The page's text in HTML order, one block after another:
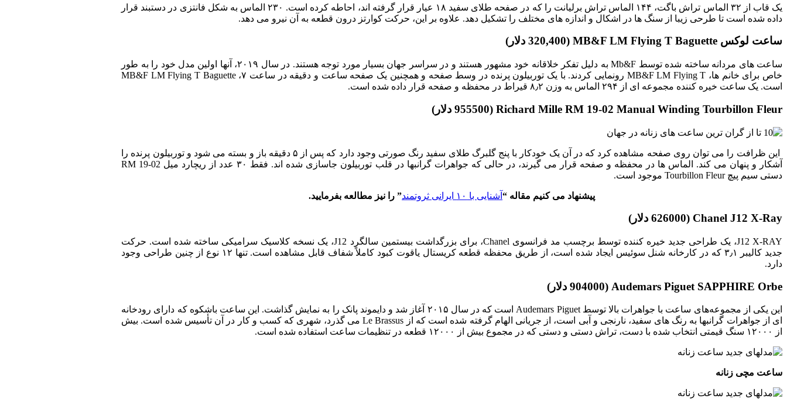
یک قاب از ۳۲ الماس تراش باگت، ۱۴۴ الماس تراش برلیانت را که در صفحه طلای سفید ۱۸ عیار قرار گرفته اند، احاطه کرده است. ۲۳۰ الماس به شکل فانتزی در دستبند قرار
داده شده است تا طرحی زیبا از سنگ ها در اشکال و اندازه های مختلف را تشکیل دهد. علاوه بر این، حرکت کوارتز درون قطعه به آن نیرو می دهد.
ساعت لوکس MB&F LM Flying T Baguette (320,400 دلار)
ساعت های مردانه ساخته شده توسط Mb&F به دلیل تفکر خلاقانه خود مشهور هستند و در سراسر جهان بسیار مورد توجه هستند. در سال ۲۰۱۹، آنها اولین مدل خود را به طور
خاص برای خانم ها، MB&F LM Flying T رونمایی کردند. با یک توربیلون پرنده در وسط صفحه و همچنین یک صفحه ساعت و دقیقه در ساعت ۷، MB&F LM Flying T Baguette
است. یک ساعت خیره کننده مجموعه ای از ۲۹۴ الماس به وزن ۸٫۲ قیراط در محفظه و صفحه قرار داده شده است.
Richard Mille RM 19-02 Manual Winding Tourbillon Fleur (955500 دلار)
این ظرافت را می توان روی صفحه مشاهده کرد که در آن یک خودکار با پنج گلبرگ طلای سفید رنگ صورتی وجود دارد که پس از ۵ دقیقه باز و بسته می شود و توربیلون پرنده را
آشکار و پنهان می کند. الماس ها در محفظه و صفحه قرار می گیرند، در حالی که جواهرات گرانبها در قلب توربیلون جاسازی شده اند. فقط ۳۰ عدد از ریچارد میل RM 19-02
دستی سیم پیچ Tourbillon Fleur موجود است.
پیشنهاد می کنیم مقاله “آشنایی با ۱۰ ایرانی ثروتمند ” را نیز مطالعه بفرمایید.
Chanel J12 X-Ray (626000 دلار)
J12 X-RAY، یک طراحی جدید خیره کننده توسط برچسب مد فرانسوی Chanel، برای بزرگداشت بیستمین سالگرد J12، یک نسخه کلاسیک سرامیکی ساخته شده است. حرکت
جدید کالیبر ۳٫۱ که در کارخانه شنل سوئیس ایجاد شده است، از طریق محفظه قطعه کریستال یاقوت کبود کاملاً شفاف قابل مشاهده است. تنها ۱۲ نوع از چنین طراحی وجود
دارد.
Audemars Piguet SAPPHIRE Orbe (904000 دلار)
این یکی از مجموعه‌های ساعت با جواهرات بالا توسط Audemars Piguet است که در سال ۲۰۱۵ آغاز شد و دایموند پانک را به نمایش گذاشت. این ساعت باشکوه که دارای رودخانه
ای از جواهرات گرانبها به رنگ های سفید، نارنجی و آبی است، از جریانی الهام گرفته شده است که از Le Brassus می گذرد، شهری که کسب و کار در آن تأسیس شده است. بیش
از ۱۲۰۰۰ سنگ قیمتی انتخاب شده با دست، تراش دستی و دستی که در مجموع بیش از ۱۲۰۰۰ قطعه در تنظیمات ساعت استفاده شده است.
ساعت مچی زنانه